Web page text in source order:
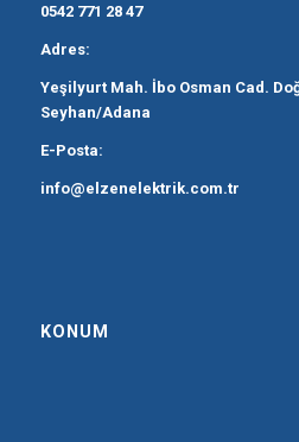
0542 771 28 47
Adres:
Yeşilyurt Mah. İbo Osman Cad.
Seyhan/Adana
E-Posta:
info@elzenelektrik.com.tr
KONUM